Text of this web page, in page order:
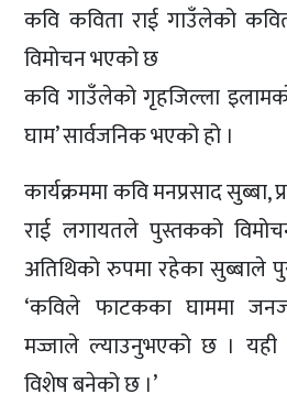
कवि कविता राई गाउँलेको
विमोचन भएको छ
कवि गाउँलेको गृहजिल्ला
घाम’ सार्वजनिक भएको हो ।
कार्यक्रममा कवि मनप्रसाद सुब्बा,
राई लगायतले पुस्तकको
अतिथिको रुपमा रहेका सुब्बाले
‘कविले फाटकका घाममा
मज्जाले ल्याउनुभएको छ । यही
विशेष बनेको छ ।’